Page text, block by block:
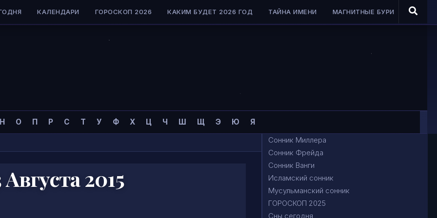
КАЛЕНДАРИ ГОРОСКОП 2026 КАКИМ БУДЕТ 2026 ГОД ТАЙНА ИМЕНИ МАГНИТНЫЕ БУРИ
Н О П Р С Т У Ф Х Ц Ч Ш Щ Э Ю Я
2015
Сонник Миллера
Сонник Фрейда
Сонник Ванги
Исламский сонник
Мусульманский сонник
ГОРОСКОП 2025
Сны сегодня